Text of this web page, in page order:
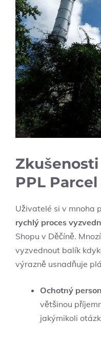
PPL
Uživatelé si v mnoha
rychlý proces
Shopu v Děčíně.
vyzvednout balík
výrazně usnadňuje
Ochotný
většinou
jakýmikoli